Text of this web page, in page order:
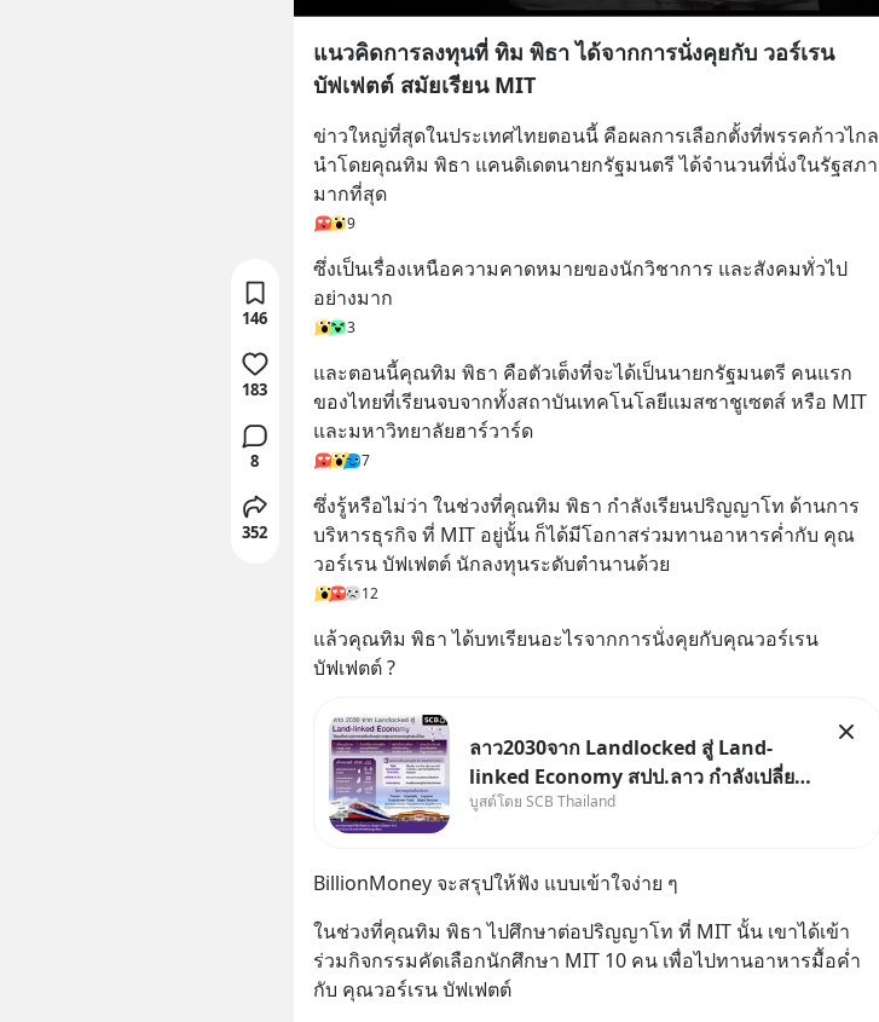
แนวคิดการลงทุนที่ ทิม พิธา ได้จากการนั่งคุยกับ วอร์เรน
บัฟเฟตต์ สมัยเรียน MIT
ข่าวใหญ่ที่สุดในประเทศไทยตอนนี้ คือผลการเลือกตั้งที่พรรคก้าวไกล
นำโดยคุณทิม พิธา แคนดิเดตนายกรัฐมนตรี ได้จำนวนที่นั่งในรัฐสภา
มากที่สุด
9
ซึ่งเป็นเรื่องเหนือความคาดหมายของนักวิชาการ และสังคมทั่วไป
อย่างมาก
3
และตอนนี้คุณทิม พิธา คือตัวเต็งที่จะได้เป็นนายกรัฐมนตรี คนแรก
ของไทยที่เรียนจบจากทั้งสถาบันเทคโนโลยีแมสซาชูเซตส์ หรือ MIT
และมหาวิทยาลัยฮาร์วาร์ด
7
ซึ่งรู้หรือไม่ว่า ในช่วงที่คุณทิม พิธา กำลังเรียนปริญญาโท ด้านการ
บริหารธุรกิจ ที่ MIT อยู่นั้น ก็ได้มีโอกาสร่วมทานอาหารค่ำกับ คุณ
วอร์เรน บัฟเฟตต์ นักลงทุนระดับตำนานด้วย
12
แล้วคุณทิม พิธา ได้บทเรียนอะไรจากการนั่งคุยกับคุณวอร์เรน
บัฟเฟตต์ ?
ลาว2030จาก Landlocked สู่ Land-
linked Economy สปป.ลาว กำลังเปลี่ยน
บทบาทจาก “ประเทศทางผ่าน” สู่
บูสต์โดย SCB Thailand
BillionMoney จะสรุปให้ฟัง แบบเข้าใจง่าย ๆ
ในช่วงที่คุณทิม พิธา ไปศึกษาต่อปริญญาโท ที่ MIT นั้น เขาได้เข้า
ร่วมกิจกรรมคัดเลือกนักศึกษา MIT 10 คน เพื่อไปทานอาหารมื้อค่ำ
กับ คุณวอร์เรน บัฟเฟตต์
146
183
8
352